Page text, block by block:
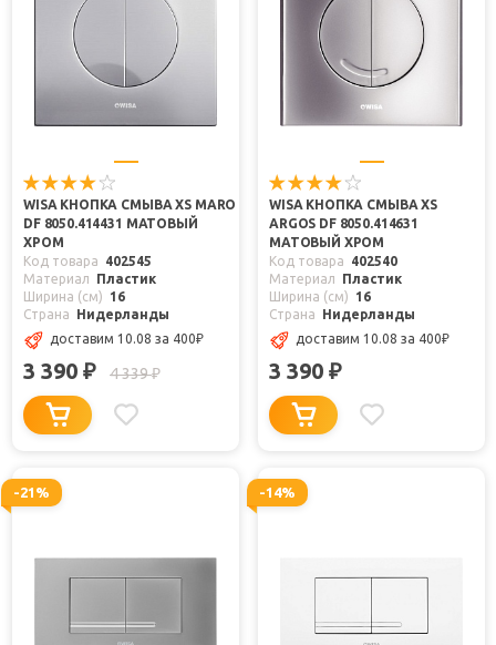
WISA КНОПКА СМЫВА XS MARO
DF 8050.414431 МАТОВЫЙ
ХРОМ
Код товара
402545
Материал
Пластик
Ширина (см)
16
Страна
Нидерланды
доставим 10.08 за 400₽
3 390 ₽ 4 339₽
WISA КНОПКА СМЫВА XS
ARGOS DF 8050.414631
МАТОВЫЙ ХРОМ
Код товара
402540
Материал
Пластик
Ширина (см)
16
Страна
Нидерланды
доставим 10.08 за 400₽
3 390 ₽
-21% -14%